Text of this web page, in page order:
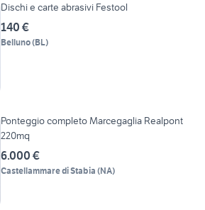
Dischi e carte abrasivi Festool
140 €
Belluno(BL)
Ponteggio completo Marcegaglia Realpont
220mq
6.000 €
Castellammare di Stabia (NA)